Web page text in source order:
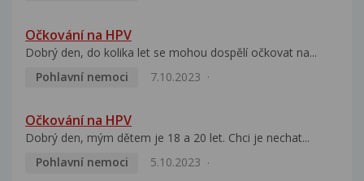
Očkování na HPV
Dobrý den, do kolika let se mohou dospělí očkovat na...
Pohlavní nemoci
7.10.2023
Očkování na HPV
Dobrý den, mým dětem je 18 a 20 let. Chci je nechat...
Pohlavní nemoci
5.10.2023